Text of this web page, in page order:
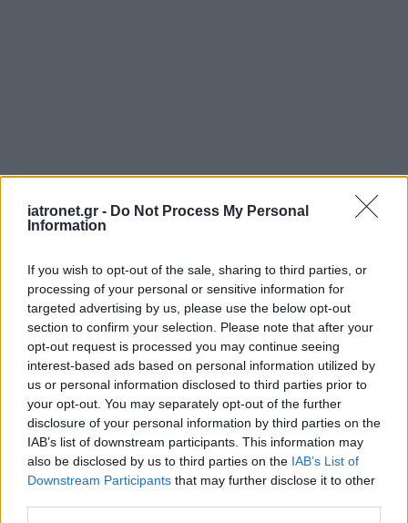
iatronet.gr - Do Not Process My Personal
Information
If you wish to opt-out of the sale, sharing to third parties, or
processing of your personal or sensitive information for
targeted advertising by us, please use the below opt-out
section to confirm your selection. Please note that after your
opt-out request is processed you may continue seeing
interest-based ads based on personal information utilized by
us or personal information disclosed to third parties prior to
your opt-out. You may separately opt-out of the further
disclosure of your personal information by third parties on the
IAB’s list of downstream participants. This information may
also be disclosed by us to third parties on the IAB’s List of
Downstream Participants that may further disclose it to other
Loading...
Προσθήκη Σχολίου